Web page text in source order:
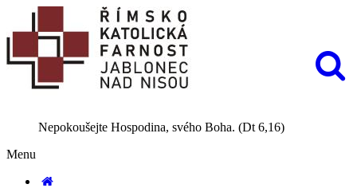
Nepokoušejte Hospodina, svého Boha. (Dt 6,16)
Menu